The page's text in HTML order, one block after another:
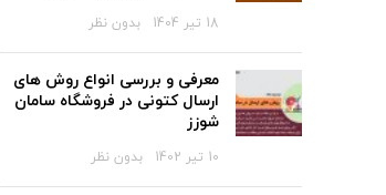
18 تیر 1404 بدون نظر
معرفی و بررسی انواع روش های
ارسال کتونی در فروشگاه سامان
شوزز
10 تیر 1402 بدون نظر